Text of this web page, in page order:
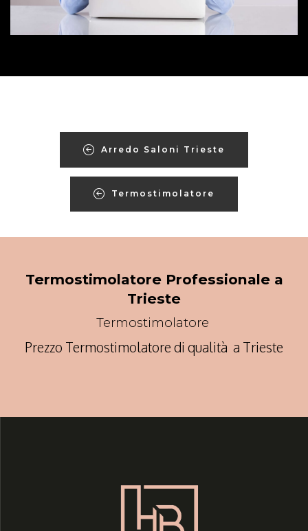
Arredo Saloni Trieste
Termostimolatore
Termostimolatore Professionale a
Trieste
Termostimolatore
Prezzo Termostimolatore di qualità a Trieste